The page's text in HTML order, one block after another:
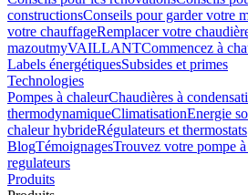
constructionsConseils pour garder votre
votre chauffageRemplacer votre
mazoutmyVAILLANTCommencez à
Labels énergétiquesSubsides et primes
Technologies
Pompes à chaleurChaudières à
thermodynamiqueClimatisationEnergie
chaleur hybrideRégulateurs et thermostats
BlogTémoignagesTrouvez votre pompe
regulateurs
Produits